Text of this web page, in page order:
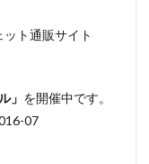
ト通販サイト
」 を開催中です。